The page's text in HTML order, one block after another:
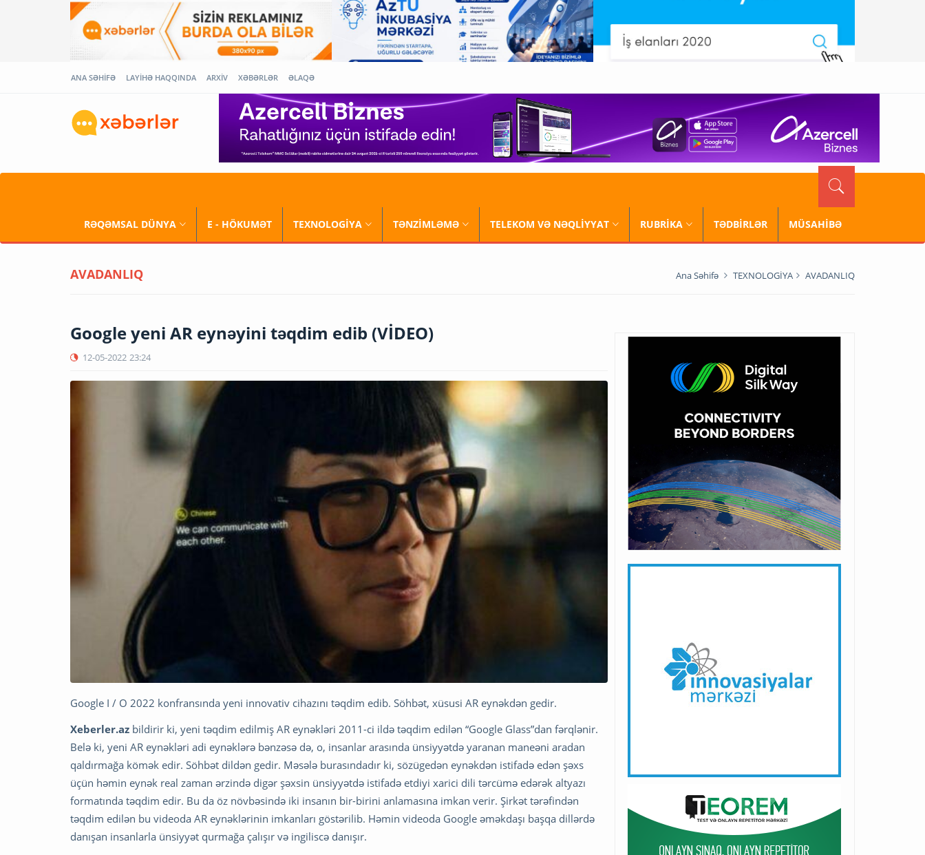
ANA SƏHİFƏ LAYİHƏ HAQQINDA ARXİV XƏBƏRLƏR ƏLAQƏ
RƏQƏMSAL DÜNYA E - HÖKUMƏT TEXNOLOGİYA TƏNZİMLƏMƏ TELEKOM VƏ NƏQLİYYAT RUBRİKA TƏDBİRLƏR MÜSAHİBƏ
AVADANLIQ Ana Səhifə TEXNOLOGİYA AVADANLIQ
Google yeni AR eynəyini təqdim edib (VİDEO)
12-05-2022 23:24
Google I / O 2022 konfransında yeni innovativ cihazını təqdim edib. Söhbət, xüsusi AR eynəkdən gedir.
Xeberler.az bildirir ki, yeni təqdim edilmiş AR eynəkləri 2011-ci ildə təqdim edilən “Google Glass”dan fərqlənir.
Belə ki, yeni AR eynəkləri adi eynəklərə bənzəsə də, o, insanlar arasında ünsiyyətdə yaranan maneəni aradan
qaldırmağa kömək edir. Söhbət dildən gedir. Məsələ burasındadır ki, sözügedən eynəkdən istifadə edən şəxs
üçün həmin eynək real zaman ərzində digər şəxsin ünsiyyətdə istifadə etdiyi xarici dili tərcümə edərək altyazı
formatında təqdim edir. Bu da öz növbəsində iki insanın bir-birini anlamasına imkan verir. Şirkət tərəfindən
təqdim edilən bu videoda AR eynəklərinin imkanları göstərilib. Həmin videoda Google əməkdaşı başqa dillərdə
danışan insanlarla ünsiyyət qurmağa çalışır və ingiliscə danışır.